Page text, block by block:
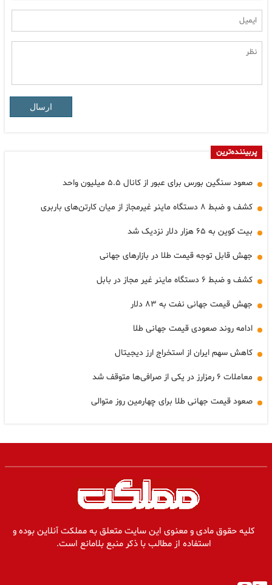
ارسال
پربیننده‌ترین
صعود سنگین بورس برای عبور از کانال ۵.۵ میلیون واحد
کشف و ضبط ۸ دستگاه ماینر غیرمجاز از میان کارتن‌های باربری
بیت کوین به ۶۵ هزار دلار نزدیک شد
جهش قابل توجه قیمت طلا در بازارهای جهانی
کشف و ضبط ۶ دستگاه ماینر غیر مجاز در بابل
جهش قیمت جهانی نفت به ۸۳ دلار
ادامه روند صعودی قیمت جهانی طلا
کاهش سهم ایران از استخراج ارز دیجیتال
معاملات ۶ رمزارز در یکی از صرافی‌ها متوقف شد
صعود قیمت جهانی طلا برای چهارمین روز متوالی
کلیه حقوق مادی و معنوی این سایت متعلق به مملکت آنلاین بوده و
استفاده از مطالب با ذکر منبع بلامانع است.